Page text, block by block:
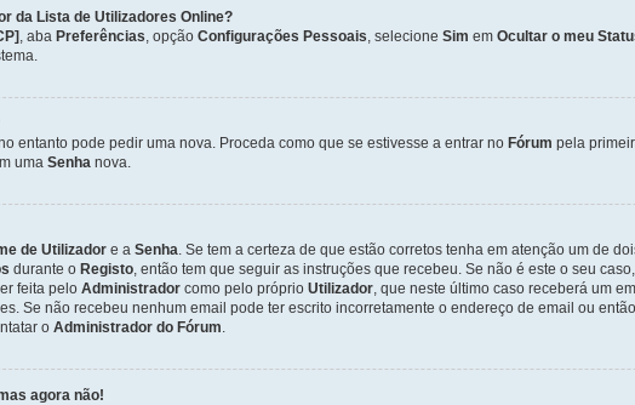
da Lista de Utilizadores Online?
, aba Preferências, opção Configurações Pessoais, selecione Sim em Ocultar o meu
entanto pode pedir uma nova. Proceda como que se estivesse a entrar no Fórum pela
uma Senha nova.
de Utilizador e a Senha. Se tem a certeza de que estão corretos tenha em atenção um de
durante o Registo, então tem que seguir as instruções que recebeu. Se não é este o seu
feita pelo Administrador como pelo próprio Utilizador, que neste último caso receberá um
Se não recebeu nenhum email pode ter escrito incorretamente o endereço de email ou
o Administrador do Fórum.
agora não!